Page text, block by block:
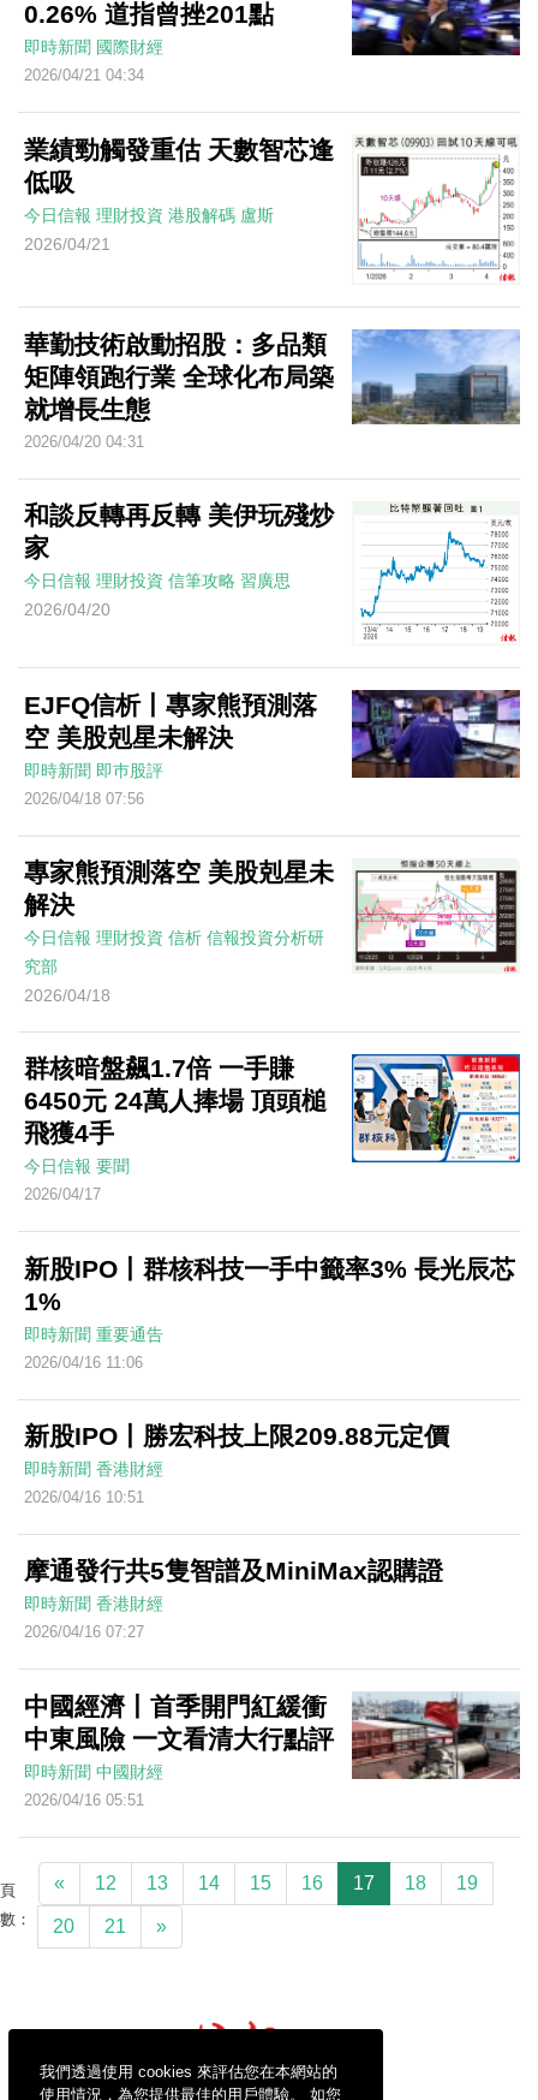
我們透過使用 cookies 來評估您在本網站的
使用情況，為您提供最佳的用戶體驗。 如您
0.26% 道指曾挫201點
即時新聞 國際財經
2026/04/21 04:34
業績勁觸發重估 天數智芯逢
低吸
今日信報 理財投資 港股解碼 盧斯
2026/04/21
華勤技術啟動招股：多品類
矩陣領跑行業 全球化布局築
就增長生態
2026/04/20 04:31
和談反轉再反轉 美伊玩殘炒
家
今日信報 理財投資 信筆攻略 習廣思
2026/04/20
EJFQ信析丨專家熊預測落
空 美股剋星未解決
即時新聞 即巿股評
2026/04/18 07:56
專家熊預測落空 美股剋星未
解決
今日信報 理財投資 信析 信報投資分析研
究部
2026/04/18
群核暗盤飆1.7倍 一手賺
6450元 24萬人捧場 頂頭槌
飛獲4手
今日信報 要聞
2026/04/17
新股IPO丨群核科技一手中籤率3% 長光辰芯
1%
即時新聞 重要通告
2026/04/16 11:06
新股IPO丨勝宏科技上限209.88元定價
即時新聞 香港財經
2026/04/16 10:51
摩通發行共5隻智譜及MiniMax認購證
即時新聞 香港財經
2026/04/16 07:27
中國經濟丨首季開門紅緩衝
中東風險 一文看清大行點評
即時新聞 中國財經
2026/04/16 05:51
頁
數：
« 12 13 14 15 16 17 18 19
20 21 »